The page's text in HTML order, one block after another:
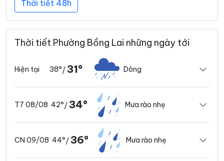
Thời tiết 48h
Thời tiết Phường Bồng Lai những ngày tới
Hiện tại 38°/ 31° Dông
T7 08/08 42°/ 34° Mưa rào nhẹ
CN 09/08 44°/ 36° Mưa rào nhẹ